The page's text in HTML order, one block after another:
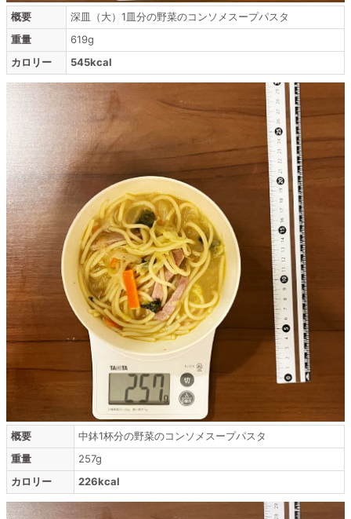
概要
深皿（大）1皿分の野菜のコンソメスープパスタ
重量
619g
カロリー
545kcal
概要
中鉢1杯分の野菜のコンソメスープパスタ
重量
257g
カロリー
226kcal